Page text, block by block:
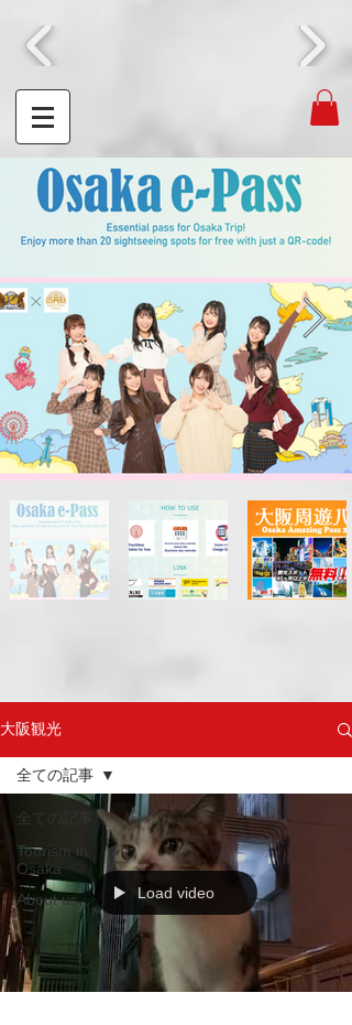
大阪観光
全ての記事
Tourism in
Osaka
About us
全ての記事
Load video